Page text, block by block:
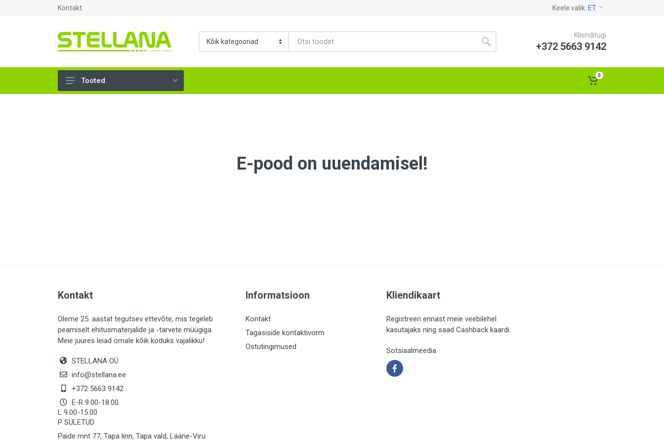
Kontakt Keele valik: ET
Klienditugi
+372 5663 9142
LIISTUD (183)
KIVID (31)
KATTED (132)
MAALRITARBED (1025)
SOOJUSTUS (16)
KEEMIA (220)
TÖÖRIIDED (117)
SAUN (8)
Tooted
0
E-pood on uuendamisel!
Kontakt
Oleme 25. aastat tegutsev ettevõte, mis tegeleb
peamiselt ehitusmaterjalide ja -tarvete müügiga.
Meie juures leiad omale kõik koduks vajalikku!
STELLANA OÜ
info@stellana.ee
+372 5663 9142
E-R 9.00-18.00
L 9.00-15.00
P SULETUD
Paide mnt 77, Tapa linn, Tapa vald, Lääne-Viru
Informatsioon
Kontakt
Tagasiside kontaktivorm
Ostutingimused
Kliendikaart
Registreeri ennast meie veebilehel
kasutajaks ning saad Cashback kaardi.
Sotsiaalmeedia